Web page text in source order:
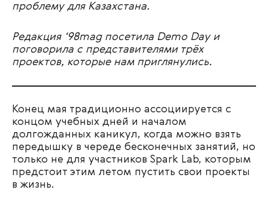
проблему для Казахстана.
Редакция ‘98mag посетила Demo Day и
поговорила с представителями трёх
проектов, которые нам приглянулись.
Конец мая традиционно ассоциируется с
концом учебных дней и началом
долгожданных каникул, когда можно взять
передышку в череде бесконечных занятий, но
только не для участников Spark Lab, которым
предстоит этим летом пустить свои проекты
в жизнь.